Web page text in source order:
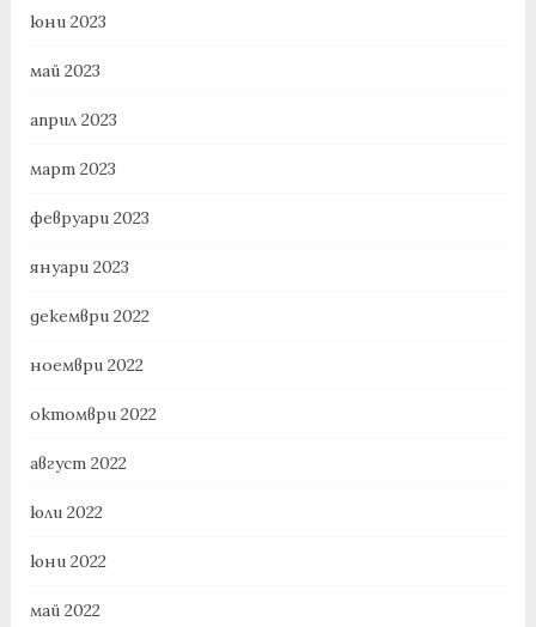
юни 2023
май 2023
април 2023
март 2023
февруари 2023
януари 2023
декември 2022
ноември 2022
октомври 2022
август 2022
юли 2022
юни 2022
май 2022